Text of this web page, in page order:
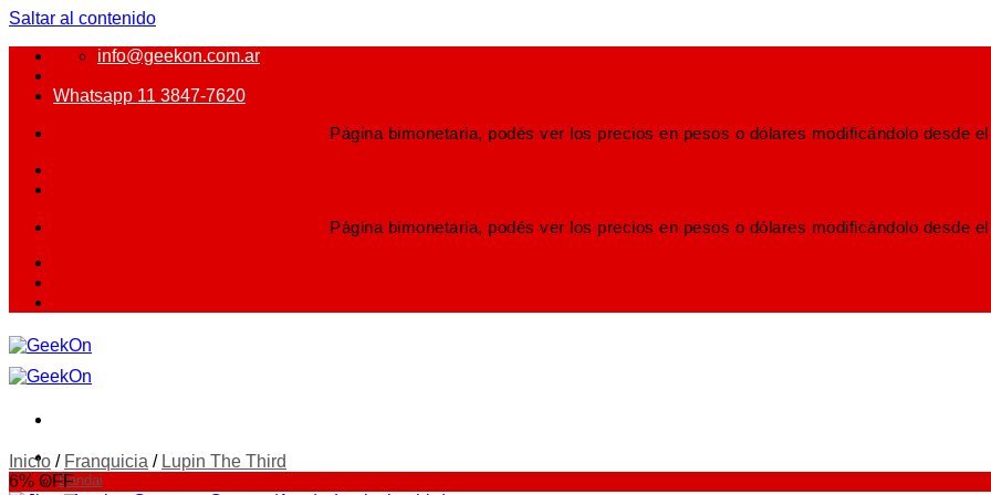
Saltar al contenido
info@geekon.com.ar
Whatsapp 11 3847-7620
Página bimonetaria, podés ver los precios en pesos o dólares modificándolo desde
Página bimonetaria, podés ver los precios en pesos o dólares modificándolo desde
FIGURAS
Bandai
Inicio / Franquicia / Lupin The Third
6% OFF